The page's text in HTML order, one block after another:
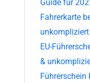
Guide für
Fahrerkarte
EU-
&
Führerschein